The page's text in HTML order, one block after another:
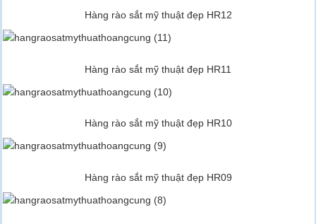
Hàng rào sắt mỹ thuật đẹp HR12
Hàng rào sắt mỹ thuật đẹp HR11
Hàng rào sắt mỹ thuật đẹp HR10
Hàng rào sắt mỹ thuật đẹp HR09